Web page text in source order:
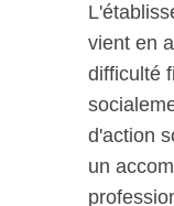
vient en
difficulté
d'action
un